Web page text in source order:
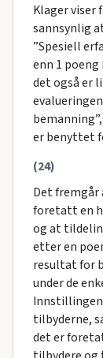
Klager
sannsynlig
”Spesiell
enn 1
det også er
er benyttet
(24)
Det
foretatt en
og at
etter en
resultat for
under de
tilbyderne,
det er